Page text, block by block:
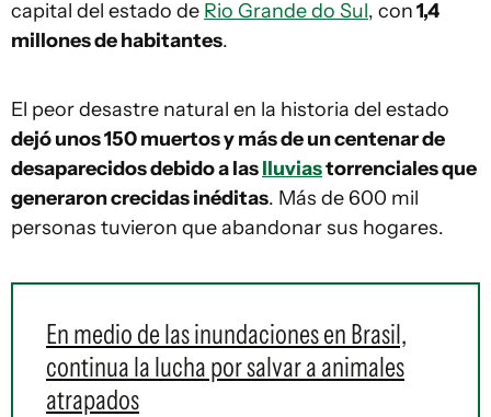
capital del estado de Rio Grande do Sul, con1,4
millones de habitantes.
El peor desastre natural en la historia del estado
dejó unos 150 muertos y más de un centenar de
desaparecidos debido a laslluviastorrenciales que
generaron crecidas inéditas. Más de 600 mil
personas tuvieron que abandonar sus hogares.
En medio de las inundaciones en Brasil,
continua la lucha por salvar a animales
atrapados